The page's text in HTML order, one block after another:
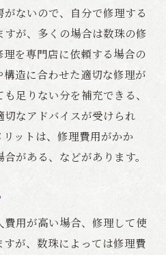
ないので、自分で修理する
が、多くの場合は数珠の修
を専門店に依頼する場合の
造に合わせた適切な修理が
足りない分を補充できる、
なアドバイスが受けられ
ットは、修理費用がかか
がある、などがあります。
用が高い場合、修理して使
が、数珠によっては修理費